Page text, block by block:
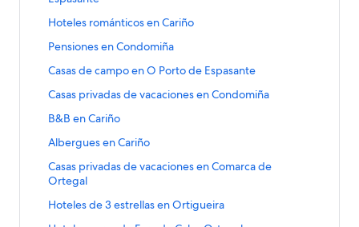
e
q
e
a
b
r
l
a
p
á
g
n
a
c
e
q
e
a
b
r
l
a
p
á
g
a
c
e
q
e
a
b
r
l
a
p
á
Hoteles románticos en Cariño
E
l
a
c
e
u
e
a
b
r
l
a
Pensiones en Condomiña
E
l
a
c
e
u
e
a
b
r
Casas de campo en O Porto de Espasante
E
l
a
c
e
u
e
a
b
Casas privadas de vacaciones en Condomiña
E
l
a
c
e
q
e
a
B&B en Cariño
E
l
a
c
e
q
Albergues en Cariño
E
l
a
c
e
Casas privadas de vacaciones en Comarca de
Ortegal
E
n
a
c
Hoteles de 3 estrellas en Ortigueira
E